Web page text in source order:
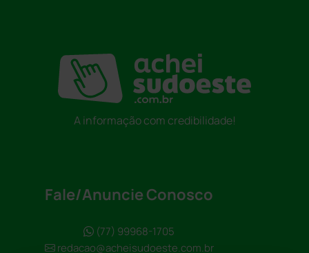
A informação com credibilidade!
Fale/Anuncie Conosco
(77) 99968-1705
redacao@acheisudoeste.com.br